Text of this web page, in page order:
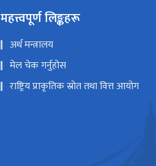
महत्त्वपूर्ण लिङ्कहरू
अर्थ मन्त्रालय
मेल चेक गर्नुहोस
राष्ट्रिय प्राकृतिक स्रोत तथा वित्त आयोग